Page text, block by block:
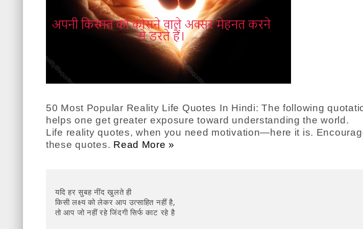
50 Most Popular Reality Life Quotes In Hindi: The following
helps one get greater exposure toward understanding the world.
Life reality quotes, when you need motivation—here it is.
these quotes. Read More »
यदि हर सुबह नींद खुलते ही
किसी लक्ष्य को लेकर आप उत्साहित नहीं है,
तो आप जो नहीं रहे जिंदगी सिर्फ काट रहे है